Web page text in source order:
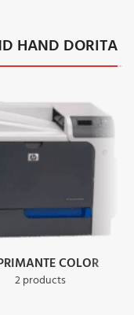
HAND DORITA
COLOR
2 products